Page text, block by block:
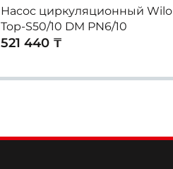
Насос циркуляционный Wilo
Top-S50/10 DM PN6/10
521 440 ₸